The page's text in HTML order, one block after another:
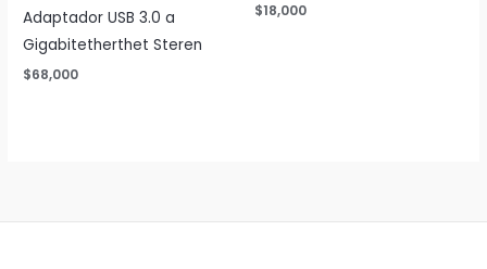
Adaptador USB 3.0 a
Gigabitetherthet Steren
$68,000
$18,000